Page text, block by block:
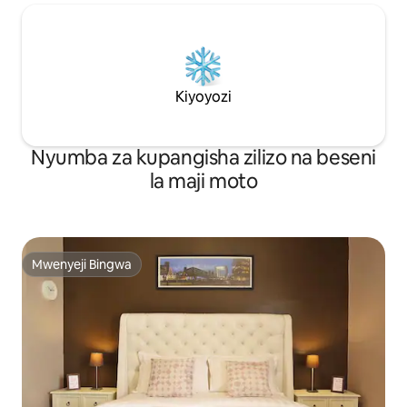
Kiyoyozi
Nyumba za kupangisha zilizo na beseni
la maji moto
Mwenyeji Bingwa
Mwenyeji Bingwa